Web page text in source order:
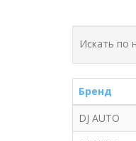
Искать по
Бренд
DJ AUTO